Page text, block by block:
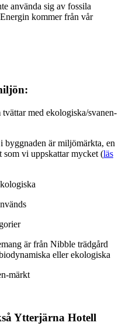
använda sig av fossila
kommer från vår
med ekologiska/svanen-
byggnaden är miljömärkta, en
som vi uppskattar mycket (läs
är från Nibble trädgård
eller ekologiska
märkt
Ytterjärna Hotell